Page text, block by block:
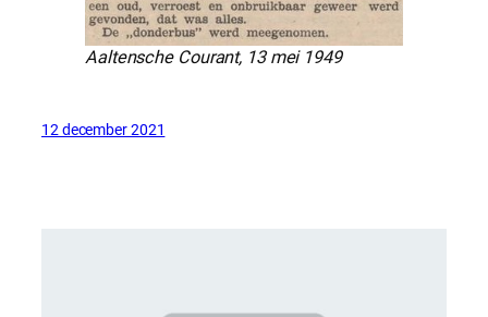
Aaltensche Courant, 13 mei 1949
12 december 2021